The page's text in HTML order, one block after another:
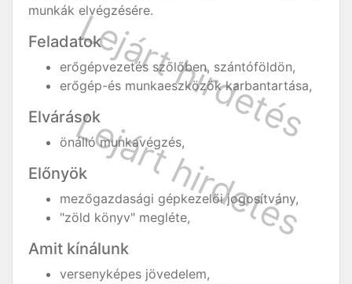
munkák elvégzésére.
Feladatok
erőgépvezetés szőlőben, szántóföldön,
erőgép-és munkaeszközök karbantartása,
Elvárások
önálló munkavégzés,
Előnyök
mezőgazdasági gépkezelői jogosítvány,
"zöld könyv" megléte,
Amit kínálunk
versenyképes jövedelem,